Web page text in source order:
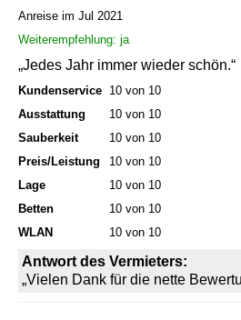
Anreise im Jul 2021
Weiterempfehlung: ja
„Jedes Jahr immer wieder schön.“
Kundenservice 10 von 10
Ausstattung
10 von 10
Sauberkeit
10 von 10
Preis/Leistung
10 von 10
Lage
10 von 10
Betten
10 von 10
WLAN
10 von 10
Antwort des Vermieters:
„Vielen Dank für die nette